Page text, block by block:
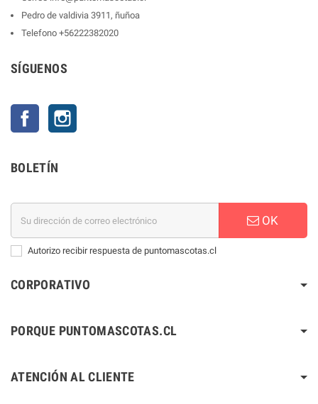
Pedro de valdivia 3911, ñuñoa
Telefono +56222382020
SÍGUENOS
Facebook
BOLETÍN
OK
Autorizo recibir respuesta de puntomascotas.cl
CORPORATIVO
PORQUE PUNTOMASCOTAS.CL
ATENCIÓN AL CLIENTE